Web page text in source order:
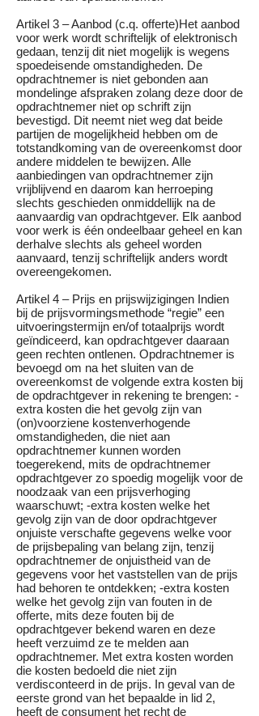
Artikel 3 – Aanbod (c.q. offerte)Het aanbod
voor werk wordt schriftelijk of elektronisch
gedaan, tenzij dit niet mogelijk is wegens
spoedeisende omstandigheden. De
opdrachtnemer is niet gebonden aan
mondelinge afspraken zolang deze door de
opdrachtnemer niet op schrift zijn
bevestigd. Dit neemt niet weg dat beide
partijen de mogelijkheid hebben om de
totstandkoming van de overeenkomst door
andere middelen te bewijzen. Alle
aanbiedingen van opdrachtnemer zijn
vrijblijvend en daarom kan herroeping
slechts geschieden onmiddellijk na de
aanvaardig van opdrachtgever. Elk aanbod
voor werk is één ondeelbaar geheel en kan
derhalve slechts als geheel worden
aanvaard, tenzij schriftelijk anders wordt
overeengekomen.
Artikel 4 – Prijs en prijswijzigingen Indien
bij de prijsvormingsmethode “regie” een
uitvoeringstermijn en/of totaalprijs wordt
geïndiceerd, kan opdrachtgever daaraan
geen rechten ontlenen. Opdrachtnemer is
bevoegd om na het sluiten van de
overeenkomst de volgende extra kosten bij
de opdrachtgever in rekening te brengen: -
extra kosten die het gevolg zijn van
(on)voorziene kostenverhogende
omstandigheden, die niet aan
opdrachtnemer kunnen worden
toegerekend, mits de opdrachtnemer
opdrachtgever zo spoedig mogelijk voor de
noodzaak van een prijsverhoging
waarschuwt; -extra kosten welke het
gevolg zijn van de door opdrachtgever
onjuiste verschafte gegevens welke voor
de prijsbepaling van belang zijn, tenzij
opdrachtnemer de onjuistheid van de
gegevens voor het vaststellen van de prijs
had behoren te ontdekken; -extra kosten
welke het gevolg zijn van fouten in de
offerte, mits deze fouten bij de
opdrachtgever bekend waren en deze
heeft verzuimd ze te melden aan
opdrachtnemer. Met extra kosten worden
die kosten bedoeld die niet zijn
verdisconteerd in de prijs. In geval van de
eerste grond van het bepaalde in lid 2,
heeft de consument het recht de